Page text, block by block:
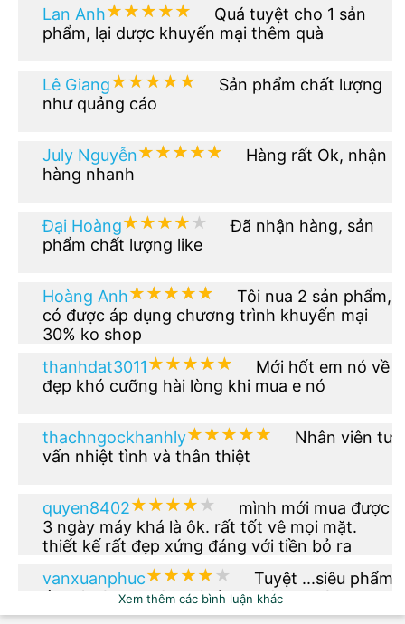
Lan Anh★★★★★
★★★★★
Quá tuyệt cho 1 sản
phẩm, lại dược khuyến mại thêm quà
Lê Giang★★★★★
★★★★★
Sản phẩm chất lượng
như quảng cáo
July Nguyễn★★★★★
★★★★★
Hàng rất Ok, nhận
hàng nhanh
Đại Hoàng★★★★★
★★★★★
Đã nhận hàng, sản
phẩm chất lượng like
Hoàng Anh★★★★★
★★★★★
Tôi nua 2 sản phẩm,
có được áp dụng chương trình khuyến mại
30% ko shop
thanhdat3011★★★★★
★★★★★
Mới hốt em nó về
đẹp khó cưỡng hài lòng khi mua e nó
thachngockhanhly★★★★★
★★★★★
Nhân viên tư
vấn nhiệt tình và thân thiệt
quyen8402★★★★★
★★★★★
mình mới mua được
3 ngày máy khá là ôk. rất tốt vê mọi mặt.
thiết kế rất đẹp xứng đáng với tiền bỏ ra
vanxuanphuc★★★★★
★★★★★
Tuyệt ...siêu phẩm
rồi nói gì nữa giờ. Giá rẻ hơn tí nữa thì OK.
Xem thêm các bình luận khác